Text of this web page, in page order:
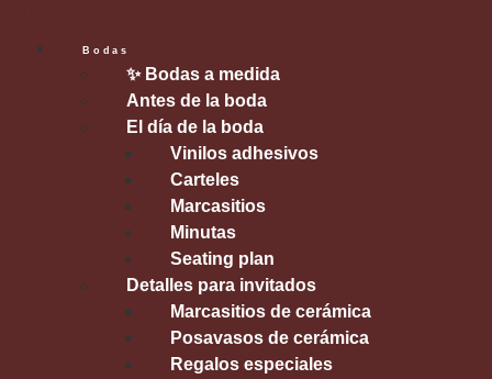
Bodas
✨ Bodas a medida
Antes de la boda
El día de la boda
Vinilos adhesivos
Carteles
Marcasitios
Minutas
Seating plan
Detalles para invitados
Marcasitios de cerámica
Posavasos de cerámica
Regalos especiales